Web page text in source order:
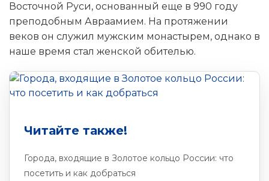
Восточной Руси, основанный еще в 990 году
преподобным Авраамием. На протяжении
веков он служил мужским монастырем, однако в
наше время стал женской обителью.
Читайте также!
Города, входящие в Золотое кольцо России: что
посетить и как добраться